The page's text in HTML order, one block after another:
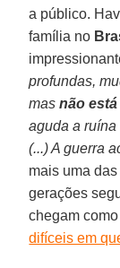
a público.
família no
profundas,
masnão
aguda a
(...) A guerra
mais uma
gerações
chegam
difíceis em